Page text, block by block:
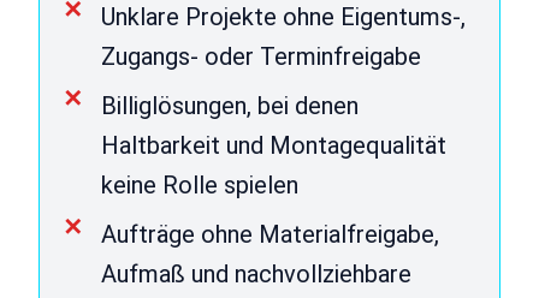
Unklare Projekte ohne Eigentums-,
Zugangs- oder Terminfreigabe
Billiglösungen, bei denen
Haltbarkeit und Montagequalität
keine Rolle spielen
Aufträge ohne Materialfreigabe,
Aufmaß und nachvollziehbare